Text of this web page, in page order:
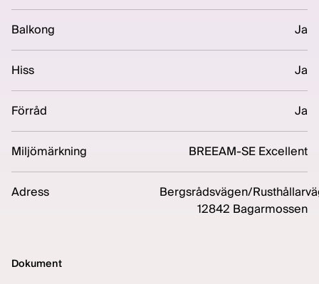
Balkong Ja
Hiss Ja
Förråd Ja
Miljömärkning BREEAM-SE Excellent
Adress
Bergsrådsvägen/
12842 Bagarmossen
Dokument